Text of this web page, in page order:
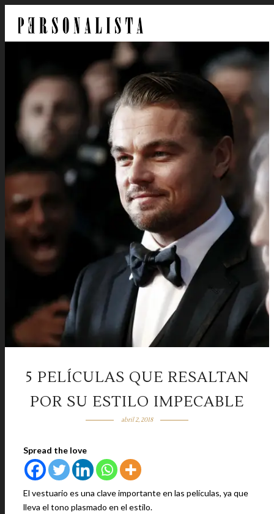
5 PELÍCULAS QUE RESALTAN
POR SU ESTILO IMPECABLE
abril 2, 2018
Spread the love
El vestuario es una clave importante en las películas, ya que
lleva el tono plasmado en el estilo.